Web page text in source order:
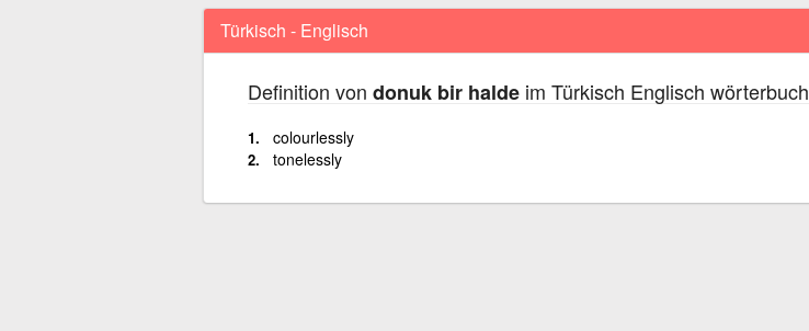
Türkisch - Englisch
Definition von donuk bir haldeim Türkisch Englisch wörterbuch
colourlessly
tonelessly